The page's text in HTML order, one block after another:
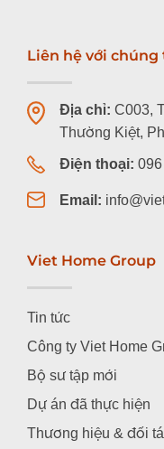
Liên hệ với chúng
Địa chỉ: C003,
Thường Kiệt,
Điện thoại:
Email:
Viet Home Group
Tin tức
Công ty Viet Home
Bộ sư tập mới
Dự án đã thực hiện
Thương hiệu & đối